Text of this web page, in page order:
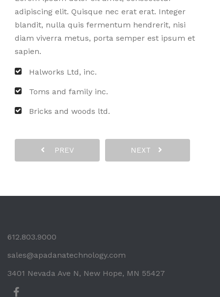
adipiscing elit. Quisque nec erat erat. Integer
blandit, nulla quis fermentum hendrerit, nisi
diam viverra metus, porta semper est ipsum et
sapien.
Halworks Ltd, inc.
Toms and family inc.
Bricks and woods ltd.
PREV NEXT
612.803.9000
sales@apadanatechnology.com
3401 Nevada Ave N, New Hope, MN 55427